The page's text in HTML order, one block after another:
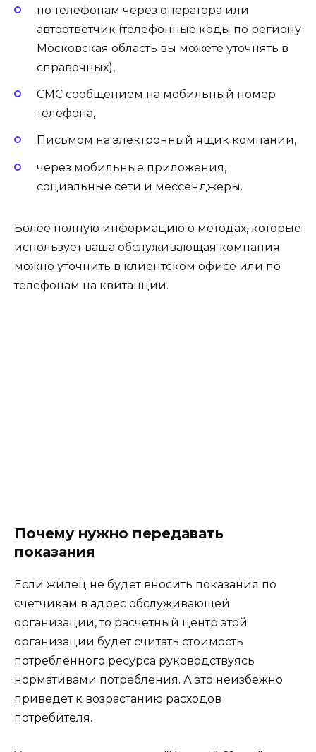
по телефонам через оператора или
автоответчик (телефонные коды по региону
Московская область вы можете уточнять в
справочных),
СМС сообщением на мобильный номер
телефона,
Письмом на электронный ящик компании,
через мобильные приложения,
социальные сети и мессенджеры.
Более полную информацию о методах, которые
использует ваша обслуживающая компания
можно уточнить в клиентском офисе или по
телефонам на квитанции.
Почему нужно передавать
показания
Если жилец не будет вносить показания по
счетчикам в адрес обслуживающей
организации, то расчетный центр этой
организации будет считать стоимость
потребленного ресурса руководствуясь
нормативами потребления. А это неизбежно
приведет к возрастанию расходов
потребителя.